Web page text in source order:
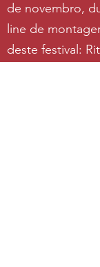
de novembro,
line de
deste festival: